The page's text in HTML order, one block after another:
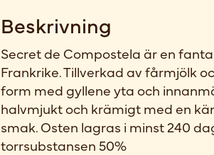
Beskrivning
Secret de Compostela är en
Frankrike. Tillverkad av fårmjölk
form med gyllene yta och
halvmjukt och krämigt med en
smak. Osten lagras i minst 240
torrsubstansen 50%